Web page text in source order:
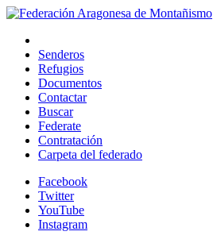
Senderos
Refugios
Documentos
Contactar
Buscar
Federate
Contratación
Carpeta del federado
Facebook
Twitter
YouTube
Instagram